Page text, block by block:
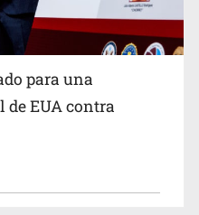
complicidad de policías,
para una
EUA contra